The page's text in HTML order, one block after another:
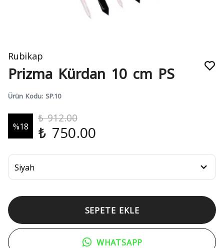
Rubikap
Prizma Kürdan 10 cm PS
Ürün Kodu: SP.10
%18
₺ 912.00
₺ 750.00
SEPETE EKLE
WHATSAPP